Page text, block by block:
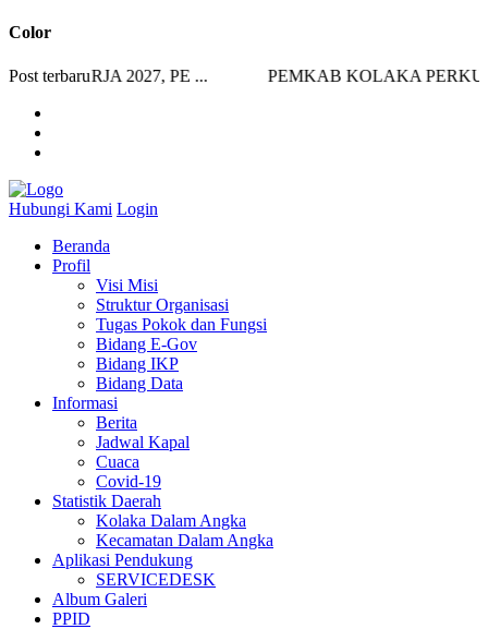
Color
Post terbaru
KERJA 2027, PE ... PEMKAB KOLAKA PERKUAT
Hubungi Kami Login
Beranda
Profil
Visi Misi
Struktur Organisasi
Tugas Pokok dan Fungsi
Bidang E-Gov
Bidang IKP
Bidang Data
Informasi
Berita
Jadwal Kapal
Cuaca
Covid-19
Statistik Daerah
Kolaka Dalam Angka
Kecamatan Dalam Angka
Aplikasi Pendukung
SERVICEDESK
Album Galeri
PPID